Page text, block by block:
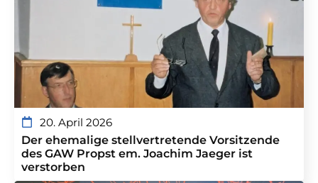
20. April 2026
Der ehemalige stellvertretende Vorsitzende
des GAW Propst em. Joachim Jaeger ist
verstorben